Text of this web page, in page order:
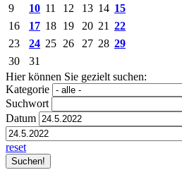
9
10 11 12 13 14 15
16
17 18 19 20 21 22
23
24 25 26 27 28 29
30
31
Hier können Sie gezielt suchen:
Kategorie
Suchwort
Datum
reset